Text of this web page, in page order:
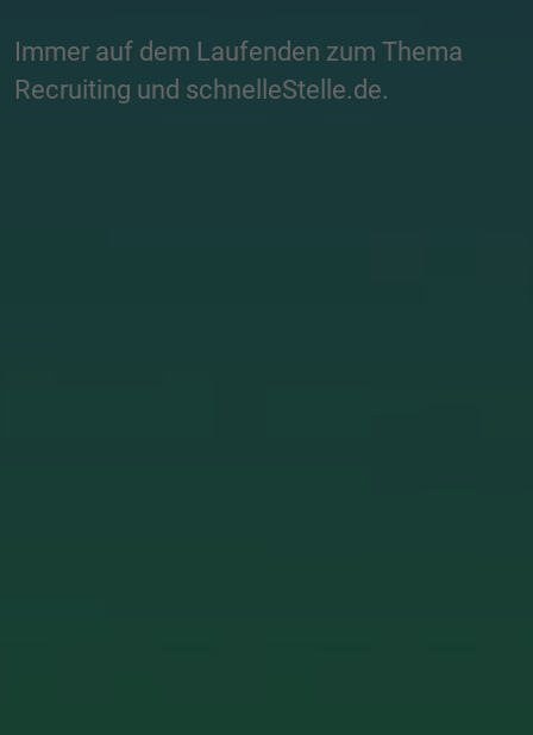
Immer auf dem Laufenden zum Thema
Recruiting und schnelleStelle.de.